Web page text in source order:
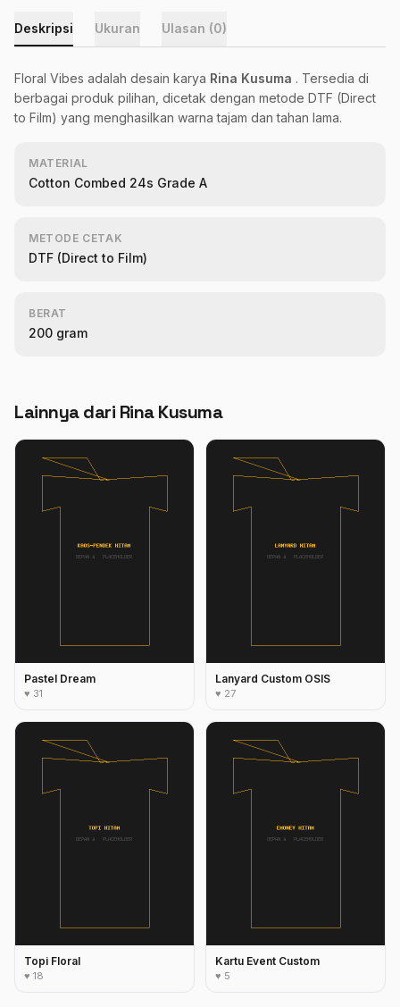
Deskripsi Ukuran Ulasan (0)
Floral Vibes adalah desain karya Rina Kusuma . Tersedia di
berbagai produk pilihan, dicetak dengan metode DTF (Direct
to Film) yang menghasilkan warna tajam dan tahan lama.
MATERIAL
Cotton Combed 24s Grade A
METODE CETAK
DTF (Direct to Film)
BERAT
200 gram
Lainnya dari Rina Kusuma
Pastel Dream
♥ 31
Lanyard Custom OSIS
♥ 27
Topi Floral
♥ 18
Kartu Event Custom
♥ 5